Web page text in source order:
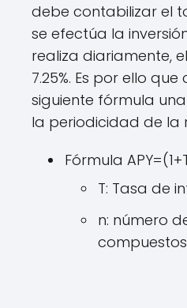
debe contabilizar el
se efectúa la
realiza diariamente,
7.25%. Es por ello
siguiente fórmula
la periodicidad de la
Fórmula APY=(1
T: Tasa de
n: número